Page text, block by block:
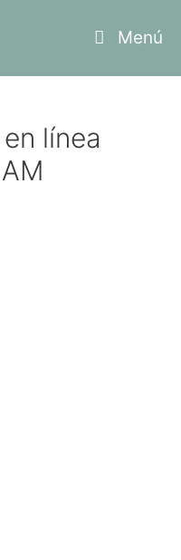
Menú
línea